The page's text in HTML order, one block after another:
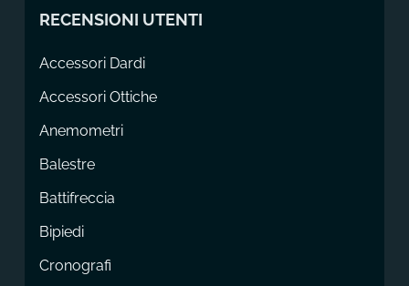
RECENSIONI UTENTI
Accessori Dardi
Accessori Ottiche
Anemometri
Balestre
Battifreccia
Bipiedi
Cronografi